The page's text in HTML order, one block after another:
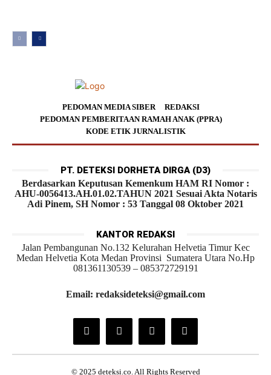
PEDOMAN MEDIA SIBER
REDAKSI
PEDOMAN PEMBERITAAN RAMAH ANAK (PPRA)
KODE ETIK JURNALISTIK
PT. DETEKSI DORHETA DIRGA (D3)
Berdasarkan Keputusan Kemenkum HAM RI Nomor :
AHU-0056413.AH.01.02.TAHUN 2021 Sesuai Akta Notaris
Adi Pinem, SH Nomor : 53 Tanggal 08 Oktober 2021
KANTOR REDAKSI
Jalan Pembangunan No.132 Kelurahan Helvetia Timur Kec
Medan Helvetia Kota Medan Provinsi Sumatera Utara No.Hp
081361130539 – 085372729191
Email: redaksideteksi@gmail.com
© 2025 deteksi.co. All Rights Reserved